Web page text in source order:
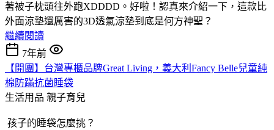
著被子枕頭往外跑XDDDD。好啦！認真來介紹一下，這款比
外面涼墊還厲害的3D透氣涼墊到底是何方神聖？
繼續閱讀
7年前
【開團】台灣專櫃品牌Great Living，義大利Fancy Belle兒童純
棉防蹣抗菌睡袋
生活用品 親子育兒
孩子的睡袋怎麼挑？